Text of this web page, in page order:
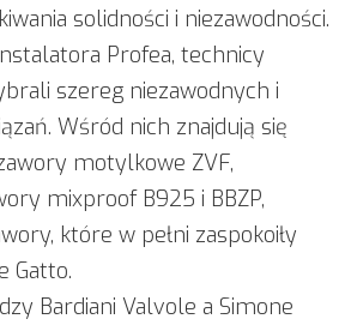
solidności i niezawodności.
Profea, technicy
szereg niezawodnych i
Wśród nich znajdują się
motylkowe ZVF,
mixproof B925 i BBZP,
które w pełni zaspokoiły
Gatto.
Bardiani Valvole a Simone